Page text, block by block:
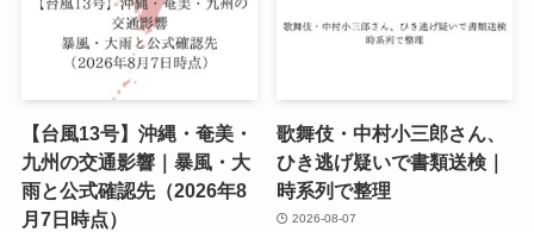
【台風13号】沖縄・奄美・
九州の交通影響｜暴風・大
雨と公式確認先（2026年8
月7日時点）
歌舞伎・中村小三郎さん、
ひき逃げ疑いで書類送検｜
時系列で整理
2026-08-07